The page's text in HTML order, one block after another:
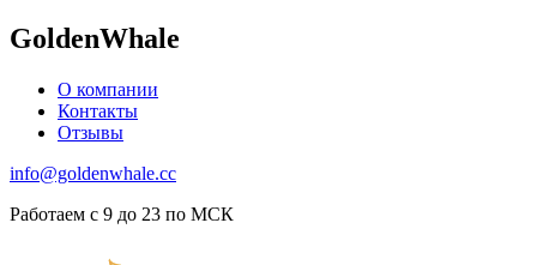
GoldenWhale
О компании
Контакты
Отзывы
info@goldenwhale.cc
Работаем с 9 до 23 по МСК